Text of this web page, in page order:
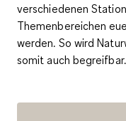
verschiedenen
Themenbereichen
werden. So wird
somit auch begreifbar.